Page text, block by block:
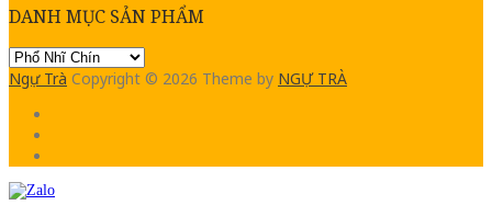
DANH MỤC SẢN PHẨM
Ngự Trà Copyright © 2026 Theme by NGỰ TRÀ